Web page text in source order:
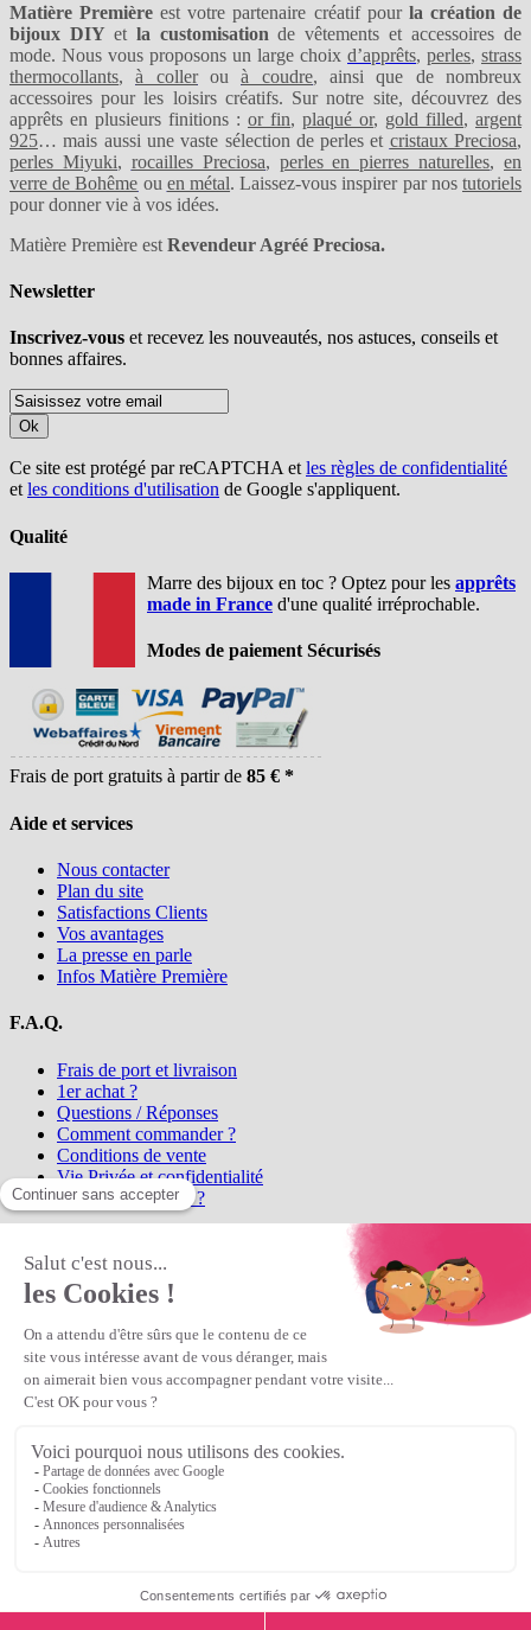
Matière Première est votre partenaire créatif pourla création de
bijoux DIY etla customisation de vêtements et accessoires de
mode. Nous vous proposons un large choix d’apprêts, perles, strass
thermocollants,à collerouà coudre, ainsi que de nombreux
accessoires pour les loisirs créatifs. Sur notre site, découvrez des
apprêts en plusieurs finitions : or fin, plaqué or, gold filled, argent
925… mais aussi une vaste sélection de perles et cristaux Preciosa,
perles Miyuki, rocailles Preciosa, perles en pierres naturelles, en
verre de Bohême ou en métal. Laissez-vous inspirer par nostutoriels
pour donner vie à vos idées.
Matière Première est Revendeur Agréé Preciosa.
Newsletter
Inscrivez-vous et recevez les nouveautés, nos astuces, conseils et
bonnes affaires.
Ok
Ce site est protégé par reCAPTCHA etles règles de confidentialité
etles conditions d'utilisation de Google s'appliquent.
Qualité
Marre des bijoux en toc ? Optez pour les apprêts
made in France d'une qualité irréprochable.
Modes de paiement Sécurisés
Frais de port gratuits à partir de 85 € *
Aide et services
Nous contacter
Plan du site
Satisfactions Clients
Vos avantages
La presse en parle
Infos Matière Première
F.A.Q.
Frais de port et livraison
1er achat ?
Questions / Réponses
Comment commander ?
Conditions de vente
Vie Privée et confidentialité
Qui sommes-nous ?
la référence en perles et bijoux
perles en ligne, telles que les perles
et cristaux et strass en cristal Preciosa, les perles Miyuki perles et
apprêts en Argent 925, Gold Filled, perles de rocaille Preciosa
Matière Première est un
Première
Veuillez patienter...
Continuer vos achats
or Voir le panier